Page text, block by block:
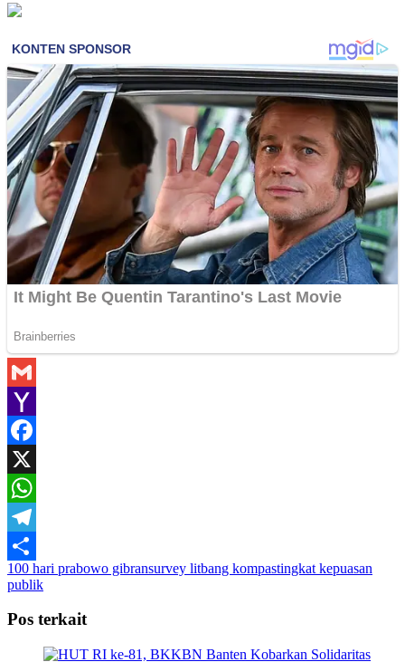
Gmail
Yahoo
Mail
Facebook
X
WhatsApp
Telegram
Share
100 hari prabowo gibransurvey litbang kompastingkat kepuasan
publik
Pos terkait